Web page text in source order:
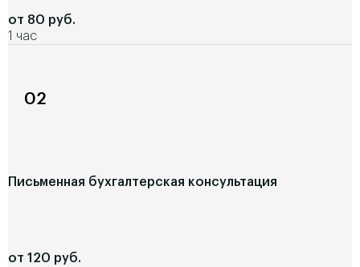
от 80 руб.
1 час
02
Письменная бухгалтерская консультация
от 120 руб.